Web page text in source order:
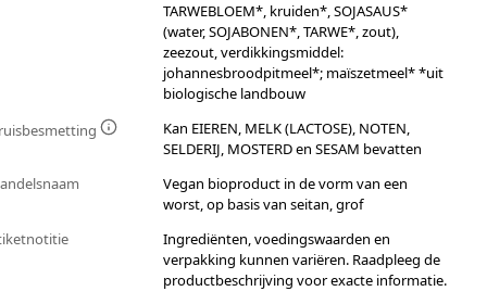
TARWEBLOEM*, kruiden*, SOJASAUS*
(water, SOJABONEN*, TARWE*, zout),
zeezout, verdikkingsmiddel:
johannesbroodpitmeel*; maïszetmeel* *uit
biologische landbouw
Kan EIEREN, MELK (LACTOSE), NOTEN,
SELDERIJ, MOSTERD en SESAM bevatten
Vegan bioproduct in de vorm van een
worst, op basis van seitan, grof
Ingrediënten, voedingswaarden en
verpakking kunnen variëren. Raadpleeg de
productbeschrijving voor exacte informatie.